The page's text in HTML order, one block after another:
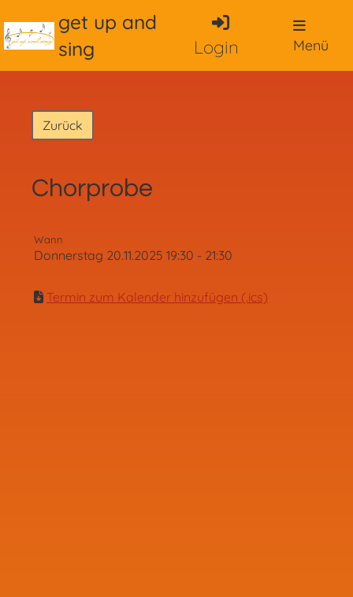
get up and
sing
Login Menü
Zurück
Chorprobe
Wann
Donnerstag 20.11.2025 19:30 - 21:30
Termin zum Kalender hinzufügen (.ics)